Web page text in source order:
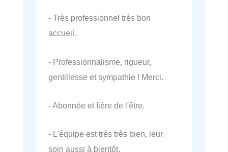
- Très professionnel très bon
accueil.
- Professionnalisme, rigueur,
gentillesse et sympathie ! Merci.
- Abonnée et fière de l'être.
- L'équipe est très très bien, leur
soin aussi à bientôt.